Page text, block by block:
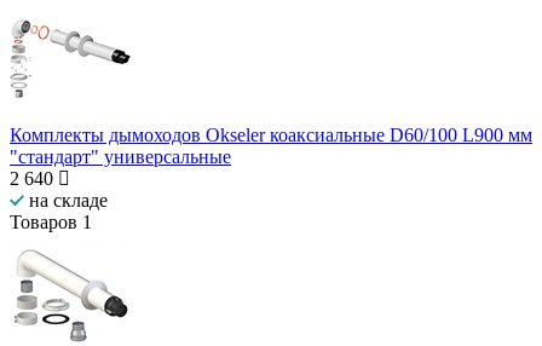
Комплекты дымоходов Okseler коаксиальные D60/100 L900 мм
"стандарт" универсальные
2 640
на складе
Товаров 1